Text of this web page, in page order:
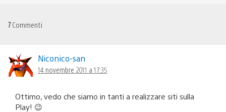
7Commenti
Niconico-san
14 novembre 2011 a 17:35
Ottimo, vedo che siamo in tanti a realizzare siti sulla
Play! 😉